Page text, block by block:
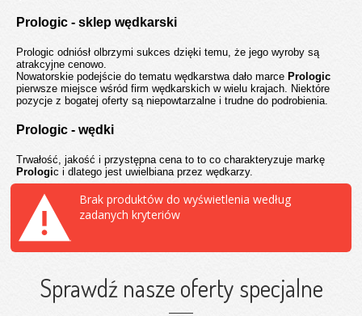
Prologic - sklep wędkarski
Prologic odniósł olbrzymi sukces dzięki temu, że jego wyroby są
atrakcyjne cenowo.
Nowatorskie podejście do tematu wędkarstwa dało marce Prologic
pierwsze miejsce wśród firm wędkarskich w wielu krajach. Niektóre
pozycje z bogatej oferty są niepowtarzalne i trudne do podrobienia.
Prologic - wędki
Trwałość, jakość i przystępna cena to to co charakteryzuje markę
Prologic i dlatego jest uwielbiana przez wędkarzy.
Brak produktów do wyświetlenia według
zadanych kryteriów
Sprawdź nasze oferty specjalne